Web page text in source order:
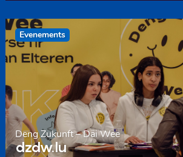
Evenements
Deng Zukunft – Däi Wee
dzdw.lu